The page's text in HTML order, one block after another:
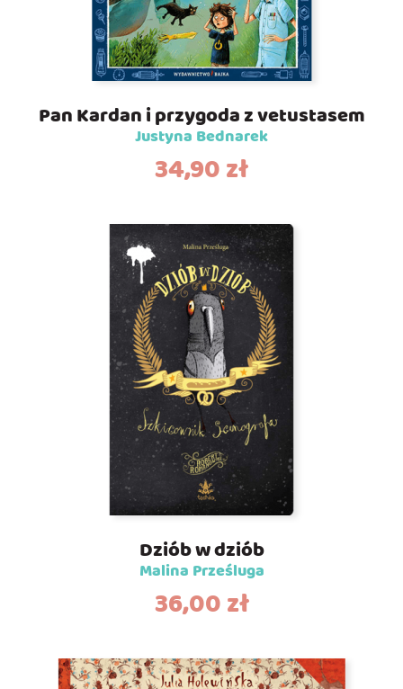
Pan Kardan i przygoda z vetustasem
Justyna Bednarek
34,90zł
Dziób w dziób
Malina Prześluga
36,00zł